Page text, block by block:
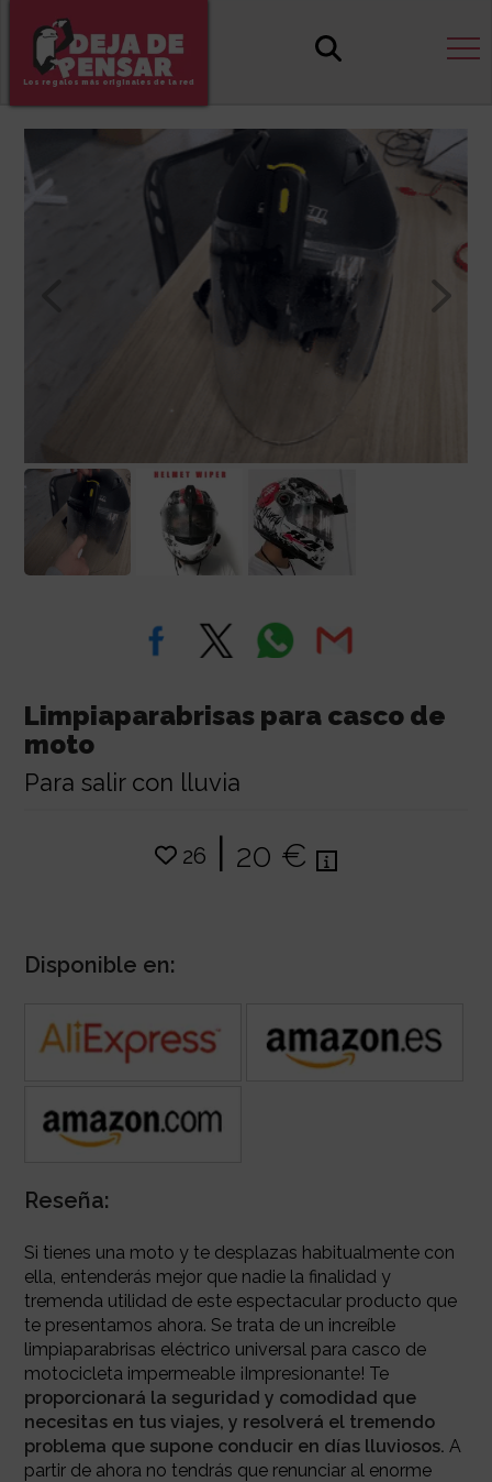
Los regalos más originales de la red
Limpiaparabrisas para casco de
moto
Para salir con lluvia
26 | 20 €
Disponible en:
Reseña:
Si tienes una moto y te desplazas habitualmente con
ella, entenderás mejor que nadie la finalidad y
tremenda utilidad de este espectacular producto que
te presentamos ahora. Se trata de un increíble
limpiaparabrisas eléctrico universal para casco de
motocicleta impermeable ¡Impresionante! Te
proporcionará la seguridad y comodidad que
necesitas en tus viajes, y resolverá el tremendo
problema que supone conducir en días lluviosos. A
partir de ahora no tendrás que renunciar al enorme